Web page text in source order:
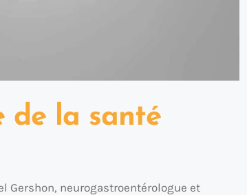
de la santé
Gershon, neurogastroentérologue et